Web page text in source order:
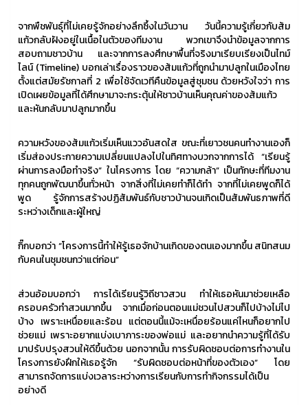
จากพืชพันธุ์ที่ไม่เคยรู้จักอย่างลึกซึ้งในวันวาน วันนี้ความรู้เกี่ยวกับส้ม
แก้วกลับฝังอยู่ในเนื้อในตัวของทีมงาน พวกเขาจึงนำข้อมูลจากการ
สอบถามชาวบ้าน และจากการลงศึกษาพื้นที่จริงมาเรียบเรียงเป็นไทม์
ไลน์ (Timeline) บอกเล่าเรื่องราวของส้มแก้วที่ถูกนำมาปลูกในเมืองไทย
ตั้งแต่สมัยรัชกาลที่ 2 เพื่อใช้จัดเวทีคืนข้อมูลสู่ชุมชน ด้วยหวังใจว่า การ
เปิดเผยข้อมูลที่ได้ศึกษามาจะกระตุ้นให้ชาวบ้านเห็นคุณค่าของส้มแก้ว
และหันกลับมาปลูกมากขึ้น
ความหวังของส้มแก้วเริ่มเห็นแววอันสดใส ขณะที่เยาวชนคนทำงานเองก็
เริ่มส่องประกายความเปลี่ยนแปลงไปในทิศทางบวกจากการได้ “เรียนรู้
ผ่านการลงมือทำจริง” ในโครงการ โดย “ความกล้า” เป็นทักษะที่ทีมงาน
ทุกคนถูกพัฒนาขึ้นทั่วหน้า จากสิ่งที่ไม่เคยทำก็ได้ทำ จากที่ไม่เคยพูดก็ได้
พูด รู้จักการสร้างปฏิสัมพันธ์กับชาวบ้านจนเกิดเป็นสัมพันธภาพที่ดี
ระหว่างเด็กและผู้ใหญ่
กิ๊กบอกว่า “โครงการนี้ทำให้รู้เธอจักบ้านเกิดของตนเองมากขึ้น สนิทสนม
กับคนในชุมชนกว่าแต่ก่อน”
ส่วนอ้อมบอกว่า การได้เรียนรู้วิถีชาวสวน ทำให้เธอหันมาช่วยเหลือ
ครอบครัวทำสวนมากขึ้น จากเมื่อก่อนตอนแม่ชวนไปสวนก็ไปบ้างไม่ไป
บ้าง เพราะเหนื่อยและร้อน แต่ตอนนี้แม้จะเหนื่อยร้อนแค่ไหนก็อยากไป
ช่วยแม่ เพราะอยากแบ่งเบาภาระของพ่อแม่ และอยากนำความรู้ที่ได้รับ
มาปรับปรุงสวนให้ดีขึ้นด้วย นอกจากนั้น การรับผิดชอบต่อการทำงานใน
โครงการยังฝึกให้เธอรู้จัก “รับผิดชอบต่อหน้าที่ของตัวเอง” โดย
สามารถจัดการแบ่งเวลาระหว่างการเรียนกับการทำกิจกรรมได้เป็น
อย่างดี